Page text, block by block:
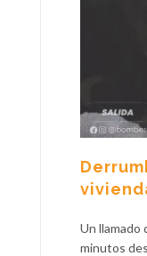
Un llamado
minutos